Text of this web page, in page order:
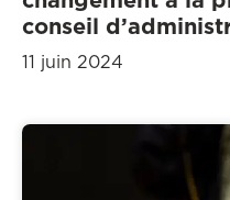
conseil
11 juin 2024